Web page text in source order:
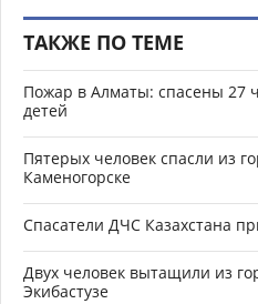
ТАКЖЕ ПО ТЕМЕ
Пожар в Алматы: спасены 27
детей
Пятерых человек спасли из
Каменогорске
Спасатели ДЧС Казахстана
Двух человек вытащили из
Экибастузе